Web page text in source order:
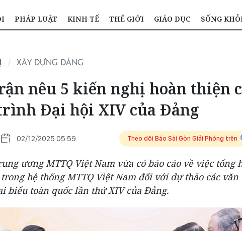
PHÁP LUẬT KINH TẾ THẾ GIỚI GIÁO DỤC SỐNG
XÂY DỰNG ĐẢNG
nêu 5 kiến nghị hoàn thiện
Đại hội XIV của Đảng
02/12/2025 05:59 Theo dõi Báo Sài Gòn Giải Phóng trên
ương MTTQ Việt Nam vừa có báo cáo về việc tổng
hệ thống MTTQ Việt Nam đối với dự thảo các
biểu toàn quốc lần thứ XIV của Đảng.